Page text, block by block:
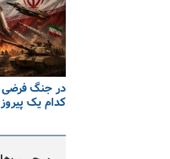
در جنگ فرضی
کدام یک